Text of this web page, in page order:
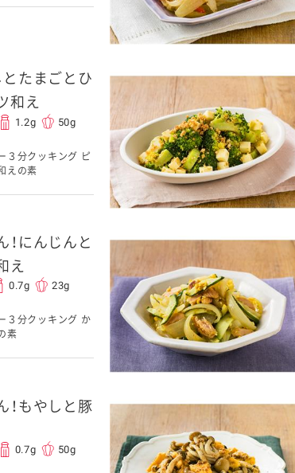
とたまごとひ
和え
1.2g 50g
３分クッキング ピ
えの素
！にんじんと
え
0.7g 23g
３分クッキング か
素
！もやしと豚
0.7g 50g